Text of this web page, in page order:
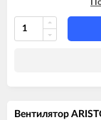
Вентилятор